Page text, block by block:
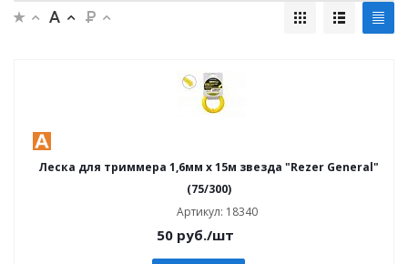
Леска для триммера 1,6мм х 15м звезда "Rezer General"
(75/300)
Артикул: 18340
50руб./шт